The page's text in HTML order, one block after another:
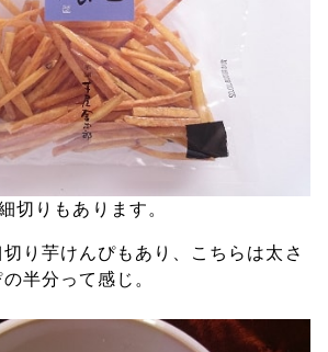
切りもあります。
り芋けんぴもあり、こちらは太さ
半分って感じ。